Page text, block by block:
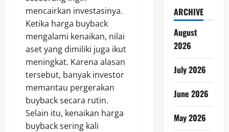
mencairkan investasinya.
Ketika harga buyback
mengalami kenaikan, nilai
aset yang dimiliki juga ikut
meningkat. Karena alasan
tersebut, banyak investor
memantau pergerakan
buyback secara rutin.
Selain itu, kenaikan harga
buyback sering kali
ARCHIVE
August
2026
July 2026
June 2026
May 2026